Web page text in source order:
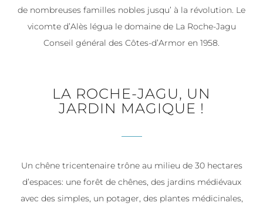
de nombreuses familles nobles jusqu’ à la révolution. Le
vicomte d’Alès légua le domaine de La Roche-Jagu
Conseil général des Côtes-d’Armor en 1958.
LA ROCHE-JAGU, UN
JARDIN MAGIQUE !
Un chêne tricentenaire trône au milieu de 30 hectares
d’espaces: une forêt de chênes, des jardins médiévaux
avec des simples, un potager, des plantes médicinales,